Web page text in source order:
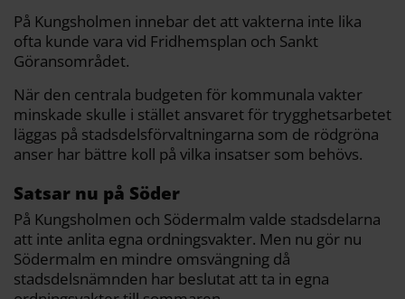
På Kungsholmen innebar det att vakterna inte lika
ofta kunde vara vid Fridhemsplan och Sankt
Göransområdet.
När den centrala budgeten för kommunala vakter
minskade skulle i stället ansvaret för trygghetsarbetet
läggas på stadsdelsförvaltningarna som de rödgröna
anser har bättre koll på vilka insatser som behövs.
Satsar nu på Söder
På Kungsholmen och Södermalm valde stadsdelarna
att inte anlita egna ordningsvakter. Men nu gör nu
Södermalm en mindre omsvängning då
stadsdelsnämnden har beslutat att ta in egna